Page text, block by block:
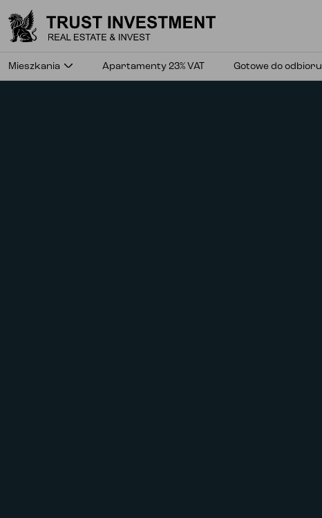
Mieszkania Apartamenty 23% VAT Gotowe do odbioru
Sky Trust etap II